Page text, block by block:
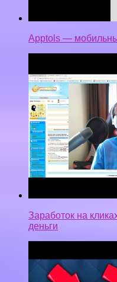
Apptols —
Заработок на
деньги